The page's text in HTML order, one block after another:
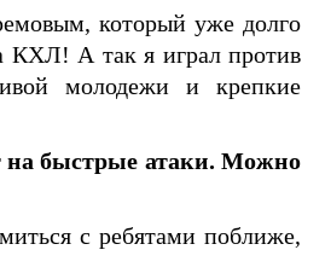
который уже долго
КХЛ! А так я играл против
молодежи и крепкие
на быстрые атаки. Можно
с ребятами поближе,